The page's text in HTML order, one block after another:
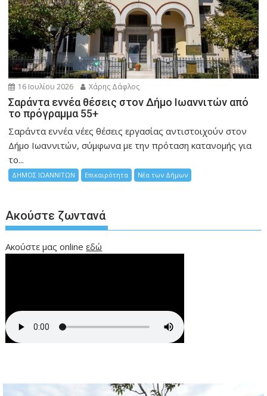
16 Ιουλίου 2026 Χάρης Δάφλος
Σαράντα εννέα θέσεις στον Δήμο Ιωαννιτών από
το πρόγραμμα 55+
Σαράντα εννέα νέες θέσεις εργασίας αντιστοιχούν στον
Δήμο Ιωαννιτών, σύμφωνα με την πρόταση κατανομής για
το...
ΔΗΜΟΣ ΙΩΑΝΝΙΤΩΝ Επικαιρότητα Νέα των Δήμων
Ακούστε ζωντανά
Ακούστε μας onlineεδώ